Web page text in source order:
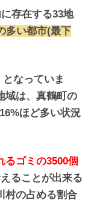
存在する33地
多い都市(最下
なっていま
域は、真鶴町の
ほど多い状況
るゴミの3500個
ることが出来る
村の占める割合